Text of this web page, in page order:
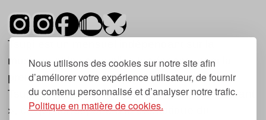
Nous utilisons des cookies sur notre site afin
d’améliorer votre expérience utilisateur, de fournir
du contenu personnalisé et d’analyser notre trafic.
Politique en matière de cookies.
Tsugi est un mensuel indépendant sur la
musique et les nouvelles tendances, dont la
première parution date de 2007.
Tsugi en japonais signifie « prochain », « suivant
», ce qui correspond à la thématique du